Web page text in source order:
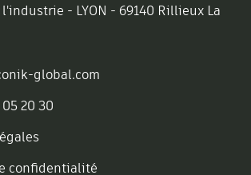
- LYON - 69140 Rillieux La
global.com
20 30
confidentialité